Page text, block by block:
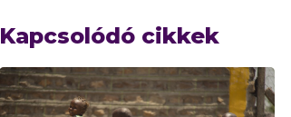
Kapcsolódó cikkek